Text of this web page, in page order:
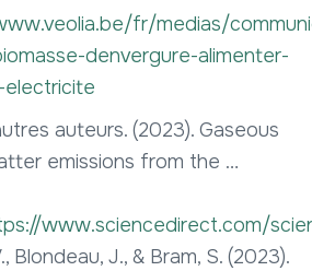
fr/medias/
denvergure-alimenter-
electricite
auteurs. (2023). Gaseous
emissions from the …
www.sciencedirect.com/
Blondeau, J., & Bram, S. (2023).